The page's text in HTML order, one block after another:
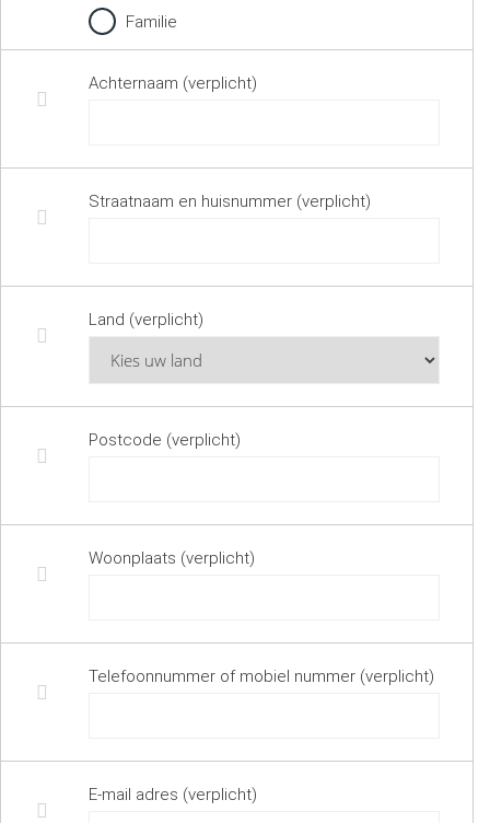
Familie
Achternaam (verplicht)
Straatnaam en huisnummer (verplicht)
Land (verplicht)
Postcode (verplicht)
Woonplaats (verplicht)
Telefoonnummer of mobiel nummer (verplicht)
E-mail adres (verplicht)